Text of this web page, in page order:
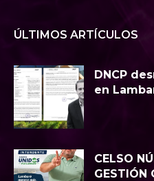
ÚLTIMOS ARTÍCULOS
DNCP
en
CELSO
GESTIÓN